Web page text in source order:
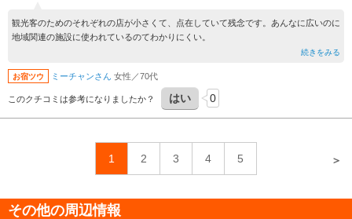
観光客のためのそれぞれの店が小さくて、点在していて残念です。あんなに広いのに
地域関連の施設に使われているのてわかりにくい。
続きをみる
お宿ツウ ミーチャンさん 女性／70代
このクチコミは参考になりましたか？ はい 0
1 2 3 4 5 ＞
その他の周辺情報